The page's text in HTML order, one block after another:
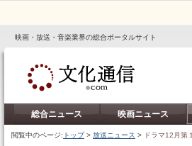
映画・放送・音楽業界の総合ポータルサイト
総合ニュース 映画ニュース
閲覧中のページ: トップ> 放送ニュース > ドラマ12月第